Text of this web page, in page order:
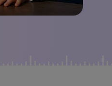
Détection du